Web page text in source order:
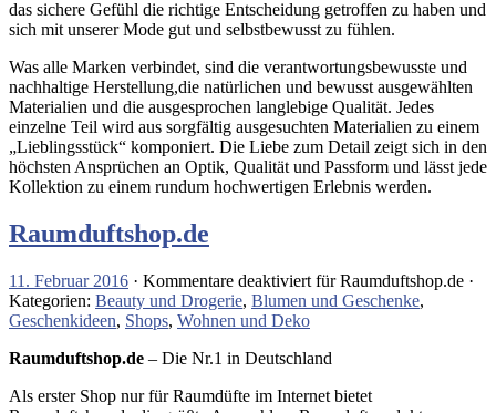
das sichere Gefühl die richtige Entscheidung getroffen zu haben und
sich mit unserer Mode gut und selbstbewusst zu fühlen.
Was alle Marken verbindet, sind die verantwortungsbewusste und
nachhaltige Herstellung,die natürlichen und bewusst ausgewählten
Materialien und die ausgesprochen langlebige Qualität. Jedes
einzelne Teil wird aus sorgfältig ausgesuchten Materialien zu einem
„Lieblingsstück“ komponiert. Die Liebe zum Detail zeigt sich in den
höchsten Ansprüchen an Optik, Qualität und Passform und lässt jede
Kollektion zu einem rundum hochwertigen Erlebnis werden.
Raumduftshop.de
11. Februar 2016 · Kommentare deaktiviert für Raumduftshop.de ·
Kategorien: Beauty und Drogerie, Blumen und Geschenke,
Geschenkideen, Shops, Wohnen und Deko
Raumduftshop.de – Die Nr.1 in Deutschland
Als erster Shop nur für Raumdüfte im Internet bietet